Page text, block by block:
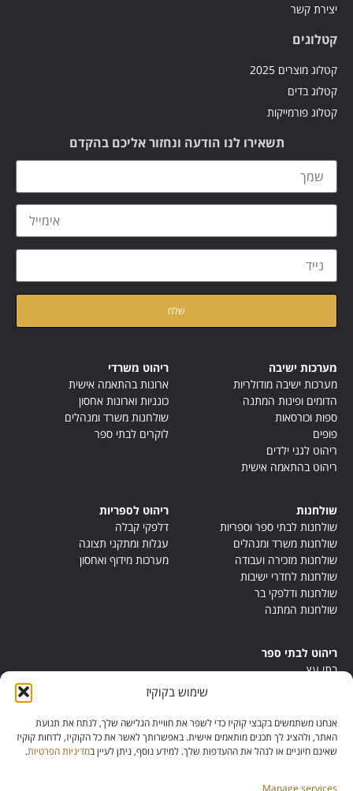
שימוש בקוקיז
אנחנו משתמשים בקבצי קוקיז כדי לשפר את חוויית הגלישה שלך, לנתח את תנועת
האתר, ולהציג לך תכנים מותאמים אישית. באפשרותך לאשר את כל הקוקיז, לדחות קוקיז
שאינם חיוניים או לנהל את ההעדפות שלך. למידע נוסף, ניתן לעיין במדיניות הפרטיות.
Manage services
יצירת קשר
קטלוגים
קטלוג מוצרים 2025
קטלוג בדים
קטלוג פורמייקות
תשאירו לנו הודעה ונחזור אליכם בהקדם
מערכות ישיבה
מערכות ישיבה מודולריות
הדומים ופינות המתנה
ספות וכורסאות
פופים
ריהוט לגני ילדים
ריהוט בהתאמה אישית
ריהוט משרדי
ארונות בהתאמה אישית
כונניות וארונות אחסון
שולחנות משרד ומנהלים
לוקרים לבתי ספר
שולחנות
שולחנות לבתי ספר וספריות
שולחנות משרד ומנהלים
שולחנות מזכירה ועבודה
שולחנות לחדרי ישיבות
שולחנות ודלפקי בר
שולחנות המתנה
ריהוט לספריות
דלפקי קבלה
עגלות ומתקני תצוגה
מערכות מידוף ואחסון
ריהוט לבתי ספר
בתי עץ
ריהוט מונטסורי
ריהוט אנתרופוסופי